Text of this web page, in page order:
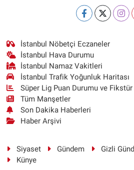
İstanbul Nöbetçi Eczaneler
İstanbul Hava Durumu
İstanbul Namaz Vakitleri
İstanbul Trafik Yoğunluk Haritası
Süper Lig Puan Durumu ve Fikstür
Tüm Manşetler
Son Dakika Haberleri
Haber Arşivi
Siyaset Gündem Gizli
Künye